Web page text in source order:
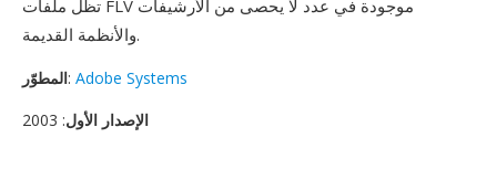
تظل ملفات FLV موجودة في عدد لا يحصى من الأرشيفات
والأنظمة القديمة.
المطوّر: Adobe Systems
الإصدار الأول: 2003